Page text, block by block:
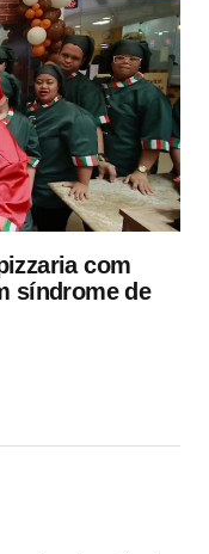
com
síndrome de